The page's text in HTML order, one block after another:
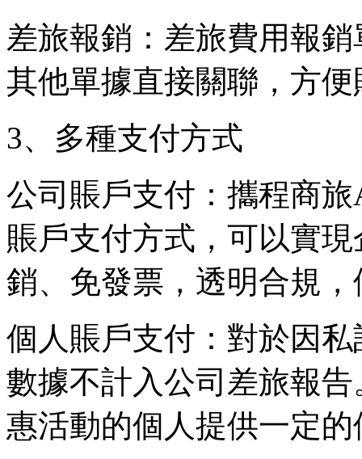
差旅報銷：差旅費用報
其他單據直接關聯，方
3、多種支付方式
公司賬戶支付：攜程商
賬戶支付方式，可以實
銷、免發票，透明合規
個人賬戶支付：對於因
數據不計入公司差旅報
惠活動的個人提供一定的